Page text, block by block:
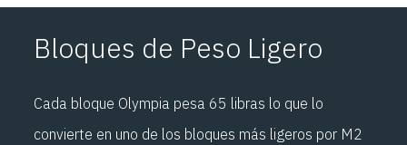
Bloques de Peso Ligero
Cada bloque Olympia pesa 65 libras lo que lo
convierte en uno de los bloques más ligeros por M2